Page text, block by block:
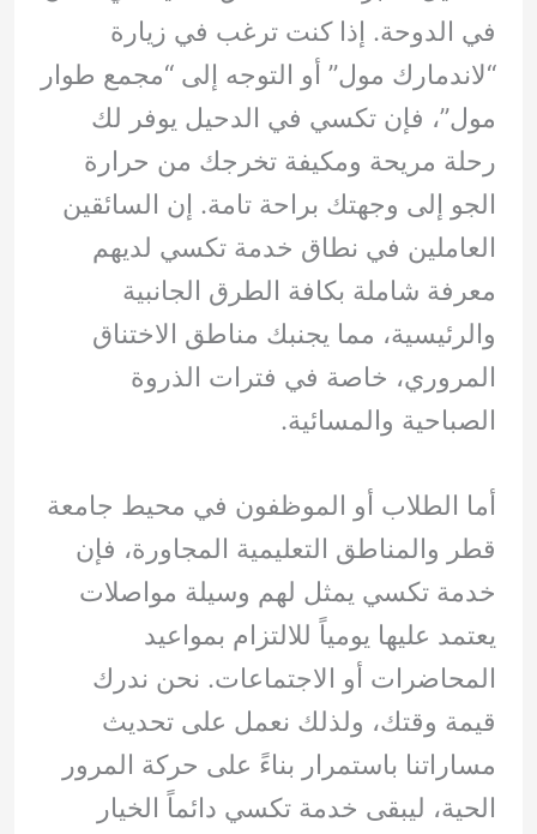
في الدوحة. إذا كنت ترغب في زيارة
“لاندمارك مول” أو التوجه إلى “مجمع طوار
مول”، فإن تكسي في الدحيل يوفر لك
رحلة مريحة ومكيفة تخرجك من حرارة
الجو إلى وجهتك براحة تامة. إن السائقين
العاملين في نطاق خدمة تكسي لديهم
معرفة شاملة بكافة الطرق الجانبية
والرئيسية، مما يجنبك مناطق الاختناق
المروري، خاصة في فترات الذروة
الصباحية والمسائية.
أما الطلاب أو الموظفون في محيط جامعة
قطر والمناطق التعليمية المجاورة، فإن
خدمة تكسي يمثل لهم وسيلة مواصلات
يعتمد عليها يومياً للالتزام بمواعيد
المحاضرات أو الاجتماعات. نحن ندرك
قيمة وقتك، ولذلك نعمل على تحديث
مساراتنا باستمرار بناءً على حركة المرور
الحية، ليبقى خدمة تكسي دائماً الخيار